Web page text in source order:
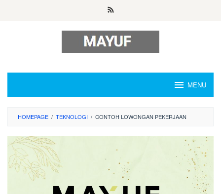
MENU
HOMEPAGE / TEKNOLOGI / CONTOH LOWONGAN PEKERJAAN